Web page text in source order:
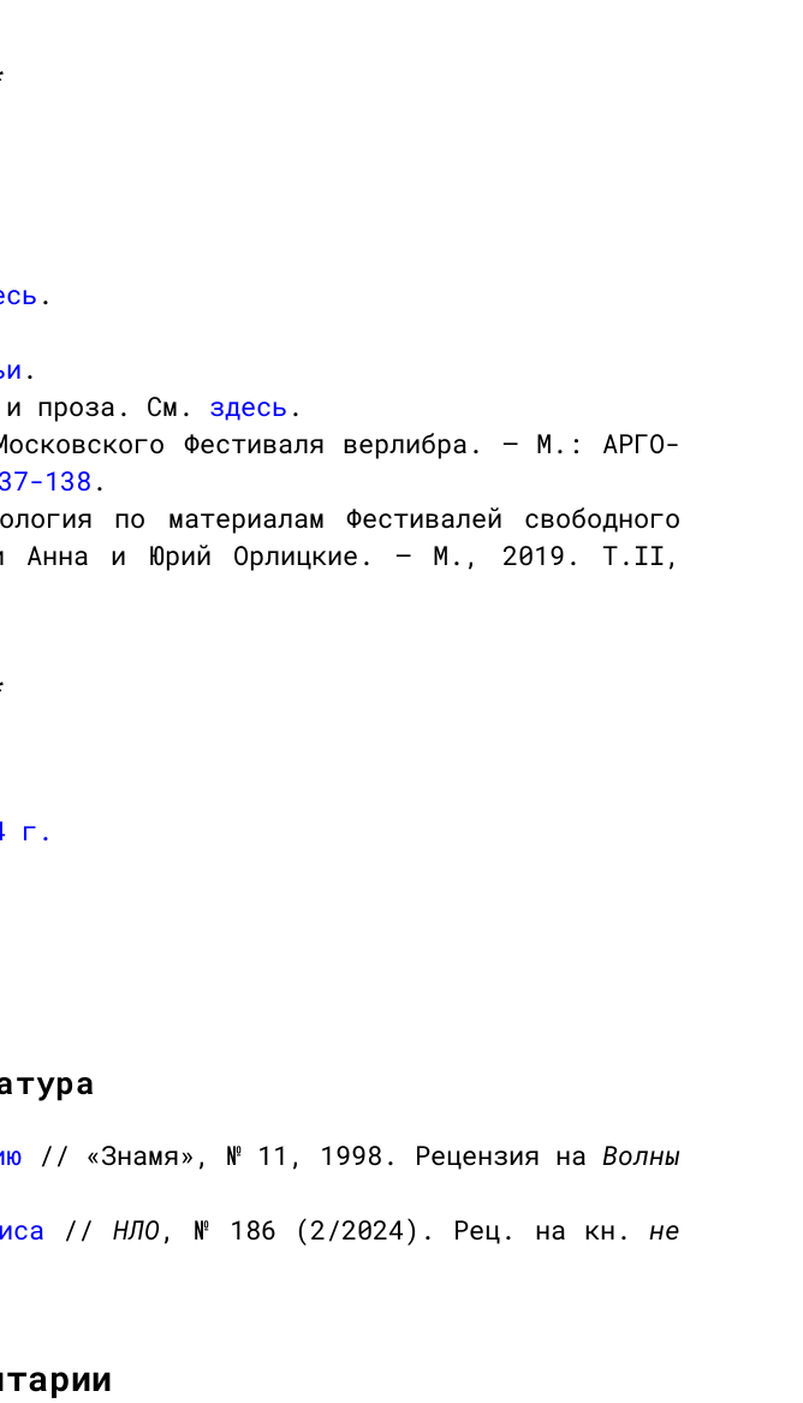
.
.
проза. См. здесь .
Фестиваля верлибра. — М.: АРГО-
138 .
по материалам Фестивалей свободного
Анна и Юрий Орлицкие. — М., 2019. Т.II,
г.
// «Знамя», № 11, 1998. Рецензия на Волны
// НЛО, № 186 (2/2024). Рец. на кн.не